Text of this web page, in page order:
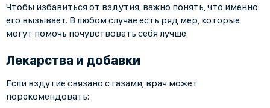
Чтобы избавиться от вздутия, важно понять, что именно
его вызывает. В любом случае есть ряд мер, которые
могут помочь почувствовать себя лучше.
Лекарства и добавки
Если вздутие связано с газами, врач может
порекомендовать: